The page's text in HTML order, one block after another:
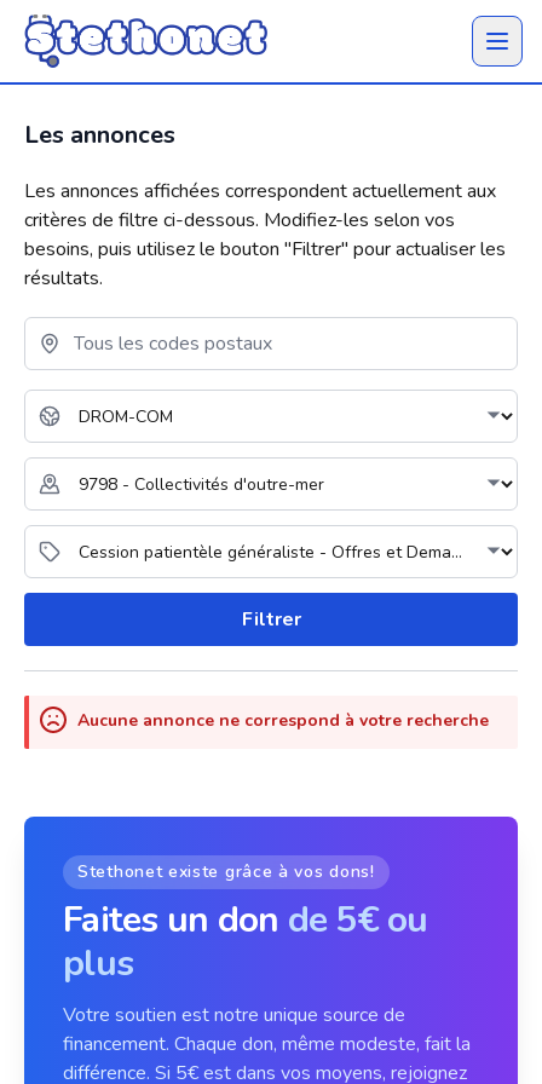
Ouvrir
Les annonces
Les annonces affichées correspondent actuellement aux
critères de filtre ci-dessous. Modifiez-les selon vos
besoins, puis utilisez le bouton "Filtrer" pour actualiser les
résultats.
Filtrer
Aucune annonce ne correspond à votre recherche
Stethonet existe grâce à vos dons!
Faites un don de 5€ ou
plus
Votre soutien est notre unique source de
financement. Chaque don, même modeste, fait la
différence. Si 5€ est dans vos moyens, rejoignez